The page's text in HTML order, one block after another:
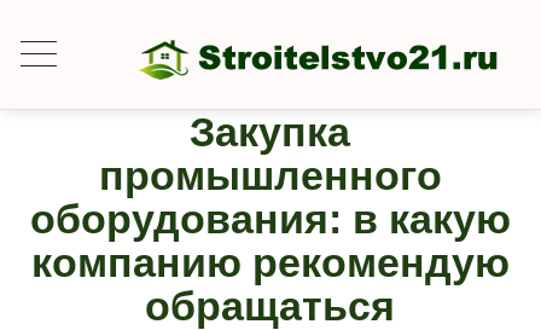
Закупка
промышленного
оборудования: в какую
компанию рекомендую
обращаться